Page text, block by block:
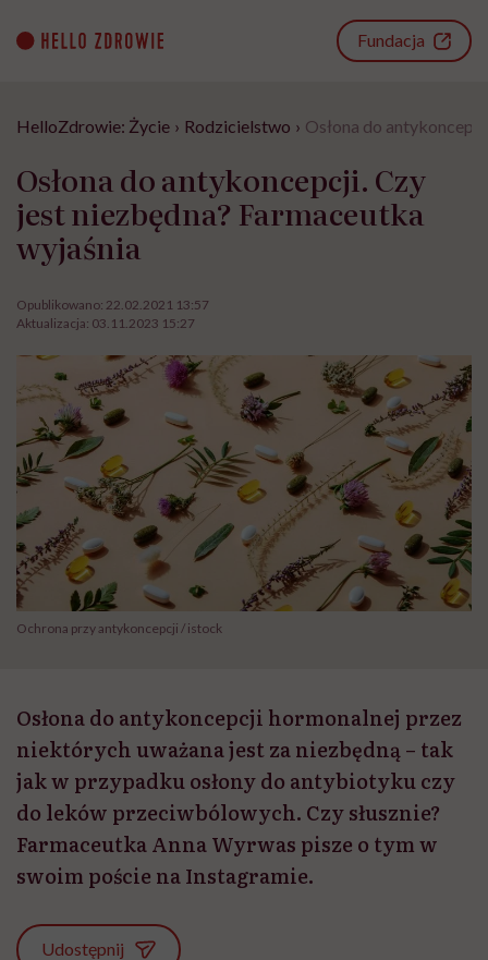
content
Fundacja
HelloZdrowie: Życie › Rodzicielstwo › Osłona do
Osłona do antykoncepcji. Czy
jest niezbędna? Farmaceutka
wyjaśnia
Opublikowano: 22.02.2021 13:57
Aktualizacja: 03.11.2023 15:27
Ochrona przy antykoncepcji / istock
Osłona do antykoncepcji hormonalnej przez
niektórych uważana jest za niezbędną – tak
jak w przypadku osłony do antybiotyku czy
do leków przeciwbólowych. Czy słusznie?
Farmaceutka Anna Wyrwas pisze o tym w
swoim poście na Instagramie.
Udostępnij